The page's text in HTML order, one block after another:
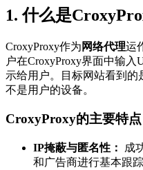
1. 什么是
CroxyProxy作为 网络代理运
户在CroxyProxy界面中输
示给用户。目标网站看到的
不是用户的设备。
CroxyProxy的主要特点
IP掩蔽与匿名性：
成
和广告商进行基本跟踪